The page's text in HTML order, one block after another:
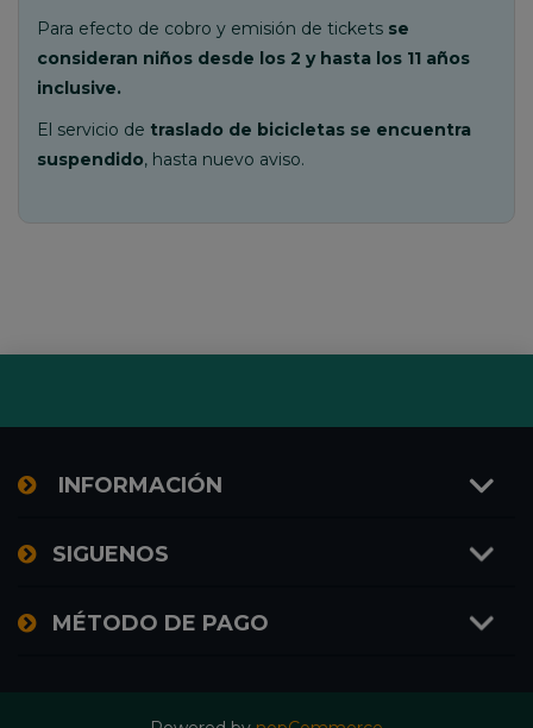
Para efecto de cobro y emisión de tickets se
consideran niños desde los 2 y hasta los 11 años
inclusive.
El servicio de traslado de bicicletas se encuentra
suspendido, hasta nuevo aviso.
INFORMACIÓN
SIGUENOS
MÉTODO DE PAGO